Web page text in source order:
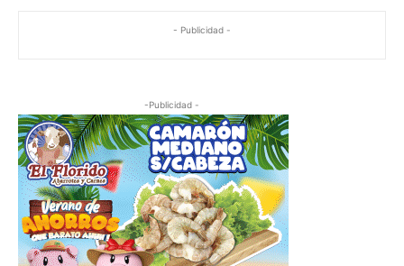
- Publicidad -
-Publicidad -